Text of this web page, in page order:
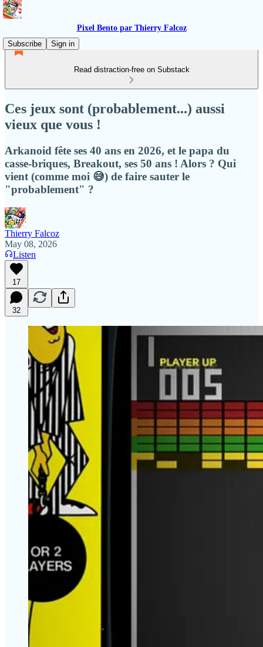
Pixel Bento par Thierry Falcoz
Subscribe
Sign in
Read distraction-free on Substack
Ces jeux sont (probablement...) aussi
vieux que vous !
Arkanoid fête ses 40 ans en 2026, et le papa du
casse-briques, Breakout, ses 50 ans ! Alors ? Qui
vient (comme moi 😅) de faire sauter le
"probablement" ?
Thierry Falcoz
May 08, 2026
Listen
17
32